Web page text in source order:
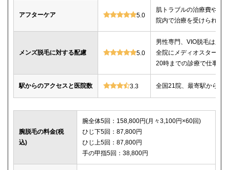
アフターケア 5.0
肌トラブルの治療費や薬
院内で治療を受けられる
メンズ脱毛に対する配慮 5.0
男性専門、VIO脱毛は必
全院にメディオスター導
20時までの診療で仕事帰
駅からのアクセスと医院数 3.3 全国21院、最寄駅から徒
腕脱毛の料金(税
込)
腕全体5回：158,800円(月々3,100円×60回)
ひじ下5回：87,800円
ひじ上5回：87,800円
手の甲指5回：38,800円